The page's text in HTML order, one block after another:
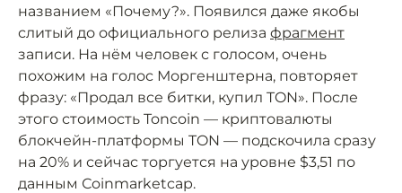
названием «Почему?». Появился даже якобы
слитый до официального релиза фрагмент
записи. На нём человек с голосом, очень
похожим на голос Моргенштерна, повторяет
фразу: «Продал все битки, купил TON». После
этого стоимость Toncoin — криптовалюты
блокчейн-платформы TON — подскочила сразу
на 20% и сейчас торгуется на уровне $3,51 по
данным Сoinmarketcap.